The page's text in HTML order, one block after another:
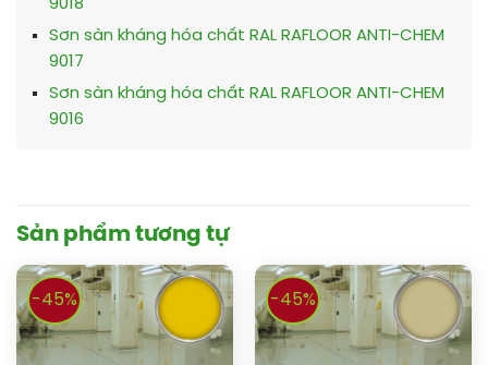
9018
Sơn sàn kháng hóa chất RAL RAFLOOR ANTI-CHEM
9017
Sơn sàn kháng hóa chất RAL RAFLOOR ANTI-CHEM
9016
Sản phẩm tương tự
-45% -45%